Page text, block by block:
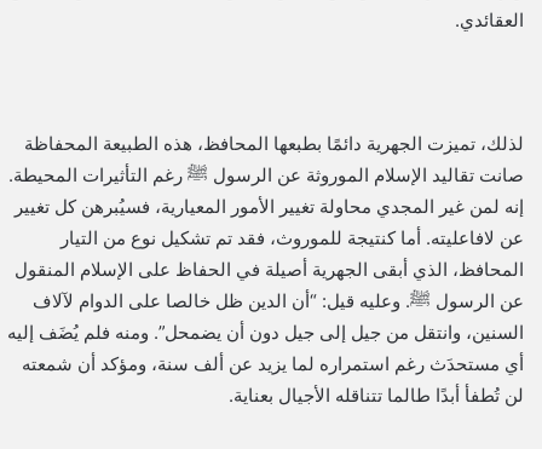
العقائدي.
لذلك، تميزت الجهرية دائمًا بطبعها المحافظ، هذه الطبيعة المحفاظة
صانت تقاليد الإسلام الموروثة عن الرسول ﷺ رغم التأثيرات المحيطة.
إنه لمن غير المجدي محاولة تغيير الأمور المعيارية، فسيُبرهن كل تغيير
عن لافاعليته. أما كنتيجة للموروث، فقد تم تشكيل نوع من التيار
المحافظ، الذي أبقى الجهرية أصيلة في الحفاظ على الإسلام المنقول
عن الرسول ﷺ. وعليه قيل: “أن الدين ظل خالصا على الدوام لآلاف
السنين، وانتقل من جيل إلى جيل دون أن يضمحل”. ومنه فلم يُضَف إليه
أي مستحدَث رغم استمراره لما يزيد عن ألف سنة، ومؤكد أن شمعته
لن تُطفأ أبدًا طالما تتناقله الأجيال بعناية.